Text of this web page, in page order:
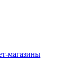
магазины